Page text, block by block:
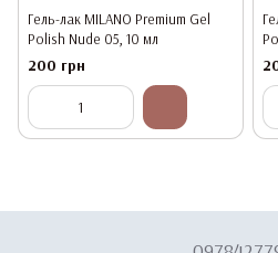
Гель-лак MILANO Premium Gel
Polish Nude 05, 10 мл
200 грн